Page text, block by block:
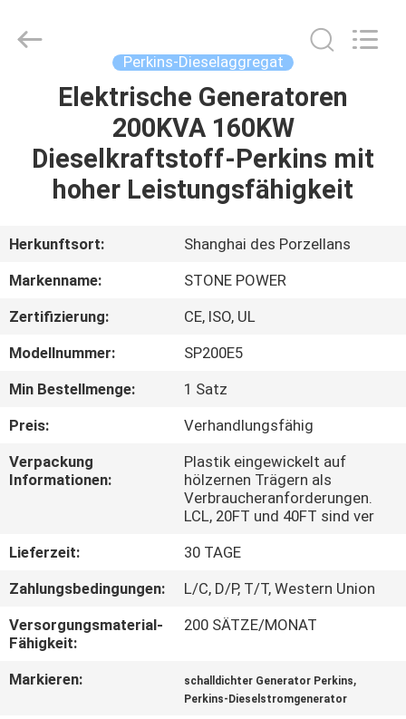
HAUS
PRODUKTE
UNS
AUSFLUG
QUALITÄTSKONTROLLE
TRETEN
SIE
UNS
VERBINDUNG
FORDERN
SIE EIN
CO.,LTD.
Perkins-Dieselaggregat
Elektrische Generatoren
200KVA 160KW
Dieselkraftstoff-Perkins mit
hoher Leistungsfähigkeit
Herkunftsort:
Shanghai des Porzellans
Markenname:
STONE POWER
Zertifizierung:
CE, ISO, UL
Modellnummer:
SP200E5
Min Bestellmenge:
1 Satz
Preis:
Verhandlungsfähig
Verpackung
Informationen:
Plastik eingewickelt auf
hölzernen Trägern als
Verbraucheranforderungen.
LCL, 20FT und 40FT sind ver
Lieferzeit:
30 TAGE
Zahlungsbedingungen:
L/C, D/P, T/T, Western Union
Versorgungsmaterial-
Fähigkeit:
200 SÄTZE/MONAT
Markieren: schalldichter Generator Perkins,
Perkins-Dieselstromgenerator